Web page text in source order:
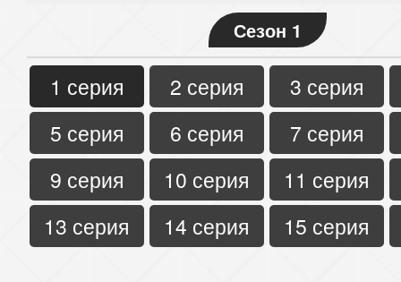
Сезон 1
1 серия 2 серия
3 серия
5 серия
6 серия
7 серия
9 серия
10 серия
11 серия
13 серия
14 серия 15 серия